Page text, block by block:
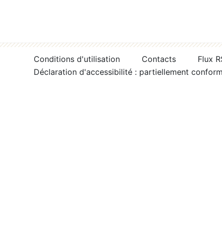
Conditions d'utilisation Contacts
Flux
Déclaration d'accessibilité : partiellement